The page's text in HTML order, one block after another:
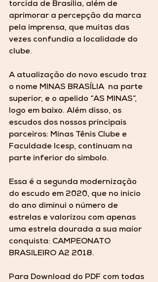
torcida de Brasília, além de
aprimorar a percepção da marca
pela imprensa, que muitas das
vezes confundia a localidade do
clube.
A atualização do novo escudo traz
o nome MINAS BRASÍLIA  na parte
superior, e o apelido “AS MINAS”,
logo em baixo. Além disso, os
escudos dos nossos principais
parceiros: Minas Tênis Clube e
Faculdade Icesp, continuam na
parte inferior do símbolo.
Essa é a segunda modernização
do escudo em 2020, que no início
do ano diminui o número de
estrelas e valorizou com apenas
uma estrela dourada a sua maior
conquista: CAMPEONATO
BRASILEIRO A2 2018.
Para Download do PDF com todas